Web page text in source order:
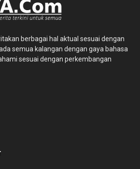
berbagai hal aktual sesuai dengan
semua kalangan dengan gaya bahasa
sesuai dengan perkembangan